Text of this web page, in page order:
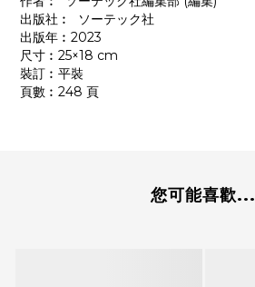
出版社︰ ソーテック社
出版年︰2023
尺寸︰25×18 cm
裝訂︰平裝
頁數︰248 頁
您可能喜歡...